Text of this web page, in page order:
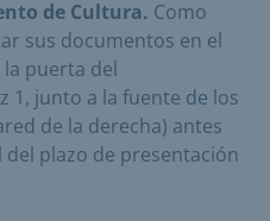
de Cultura. Como
sus documentos en el
puerta del
1, junto a la fuente de los
de la derecha) antes
del plazo de presentación